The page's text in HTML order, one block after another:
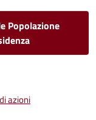
Popolazione
azioni